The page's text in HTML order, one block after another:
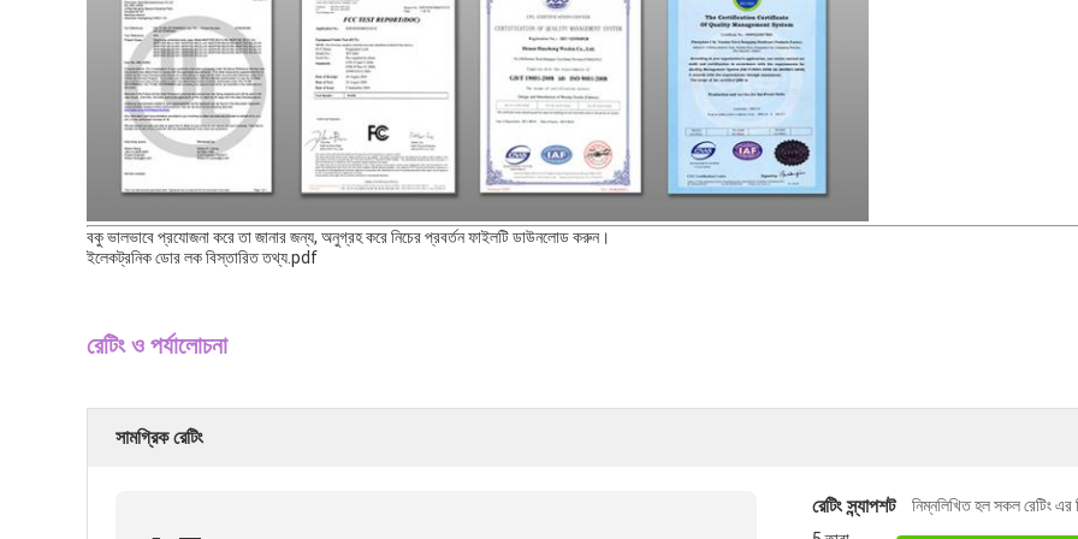
বকু ভালভাবে প্রযোজনা করে তা জানার জন্য, অনুগ্রহ করে নিচের প্রবর্তন ফাইলটি ডাউনলোড করুন।
ইলেকট্রনিক ডোর লক বিস্তারিত তথ্য.pdf
রেটিং ও পর্যালোচনা
সামগ্রিক রেটিং
রেটিং স্ন্যাপশট
নিম্নলিখিত হল সকল রেটিং এর